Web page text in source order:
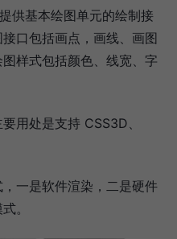
供基本绘图单元的绘制接
口包括画点，画线、画图
样式包括颜色、线宽、字
用处是支持 CSS3D、
一是软件渲染，二是硬件
。